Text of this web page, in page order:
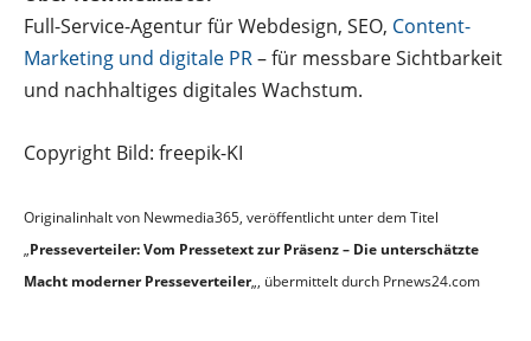
Full-Service-Agentur für Webdesign, SEO, Content-
Marketing und digitale PR– für messbare Sichtbarkeit
und nachhaltiges digitales Wachstum.
Copyright Bild: freepik-KI
Originalinhalt von Newmedia365, veröffentlicht unter dem Titel
„Presseverteiler: Vom Pressetext zur Präsenz – Die unterschätzte
Macht moderner Presseverteiler„, übermittelt durch Prnews24.com